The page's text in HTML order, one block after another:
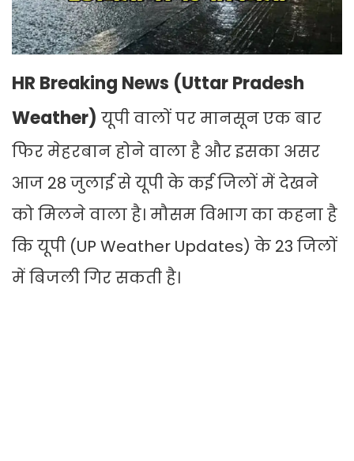
HR Breaking News (Uttar Pradesh
Weather) यूपी वालों पर मानसून एक बार
फिर मेहरबान होने वाला है और इसका असर
आज 28 जुलाई से यूपी के कई जिलों में देखने
को मिलने वाला है। मौसम विभाग का कहना है
कि यूपी (UP Weather Updates) के 23 जिलों
में बिजली गिर सकती है।